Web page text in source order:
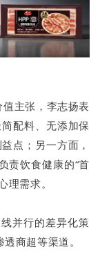
主张，李志扬表
配料、无添加保
点；另一方面，
责饮食健康的“首
理需求。
并行的差异化策
商超等渠道。